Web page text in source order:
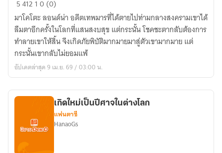
ข้า
จะ
ไม่
ทำ
ผิด
เป็น
สอง
5412 10 (0)
มาโคโตะ ลอนด์น่า อดีตเทพมารที่ได้ตายไปท่ามกลางสงครามเขาได้
ลืมตาอีกครั้งในโลกที่แสนสงบสุข แต่กระนั้น โชคชะตากลับต้องการ
ทำลายเขาให้สิ้น จึงเกิดภัยพิบัติมากมายมาสู่ตัวเขามากมาย แต่
กระนั้นเขากลับไม่ยอมแพ้
อัปเดตล่าสุด 9 เม.ย. 69 / 03:00 น.
เกิดใหม่เป็นปีศาจในต่างโลก
แฟนตาซี
HanaoGs